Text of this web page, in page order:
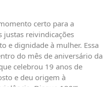
certo para a
justas reivindicações
e dignidade à mulher. Essa
do mês de aniversário da
celebrou 19 anos de
e deu origem à